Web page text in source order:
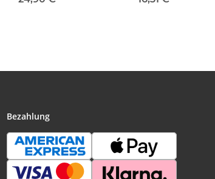
Bezahlung